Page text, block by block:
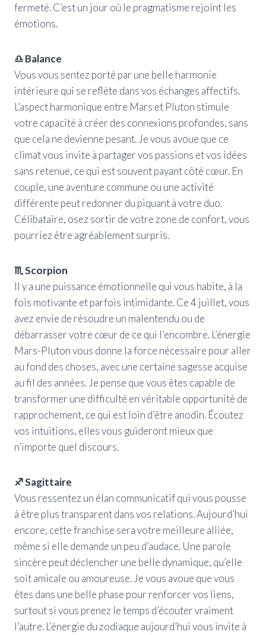
fermeté. C’est un jour où le pragmatisme rejoint les
émotions.
♎ Balance
Vous vous sentez porté par une belle harmonie
intérieure qui se reflète dans vos échanges affectifs.
L’aspect harmonique entre Mars et Pluton stimule
votre capacité à créer des connexions profondes, sans
que cela ne devienne pesant. Je vous avoue que ce
climat vous invite à partager vos passions et vos idées
sans retenue, ce qui est souvent payant côté cœur. En
couple, une aventure commune ou une activité
différente peut redonner du piquant à votre duo.
Célibataire, osez sortir de votre zone de confort, vous
pourriez être agréablement surpris.
♏ Scorpion
Il y a une puissance émotionnelle qui vous habite, à la
fois motivante et parfois intimidante. Ce 4 juillet, vous
avez envie de résoudre un malentendu ou de
débarrasser votre cœur de ce qui l’encombre. L’énergie
Mars-Pluton vous donne la force nécessaire pour aller
au fond des choses, avec une certaine sagesse acquise
au fil des années. Je pense que vous êtes capable de
transformer une difficulté en véritable opportunité de
rapprochement, ce qui est loin d’être anodin. Écoutez
vos intuitions, elles vous guideront mieux que
n’importe quel discours.
♐ Sagittaire
Vous ressentez un élan communicatif qui vous pousse
à être plus transparent dans vos relations. Aujourd’hui
encore, cette franchise sera votre meilleure alliée,
même si elle demande un peu d’audace. Une parole
sincère peut déclencher une belle dynamique, qu’elle
soit amicale ou amoureuse. Je vous avoue que vous
êtes dans une belle phase pour renforcer vos liens,
surtout si vous prenez le temps d’écouter vraiment
l’autre. L’énergie du zodiaque aujourd’hui vous invite à